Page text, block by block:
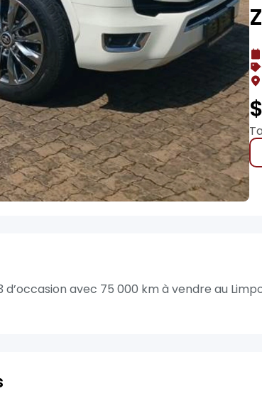
$
d’occasion avec 75 000 km à vendre au